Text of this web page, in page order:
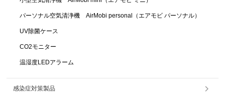
パーソナル空気清浄機 AirMobi personal（エアモビ パーソナル）
UV除菌ケース
CO2モニター
温湿度LEDアラーム
感染症対策製品